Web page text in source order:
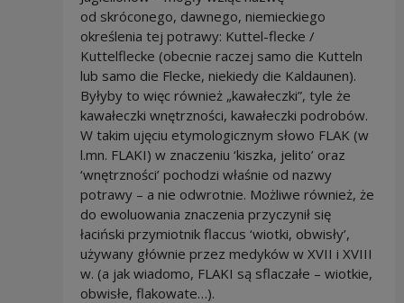
od skróconego, dawnego, niemieckiego
określenia tej potrawy: Kuttel-flecke /
Kuttelflecke (obecnie raczej samo die Kutteln
lub samo die Flecke, niekiedy die Kaldaunen).
Byłyby to więc również „kawałeczki”, tyle że
kawałeczki wnętrzności, kawałeczki podrobów.
W takim ujęciu etymologicznym słowo FLAK (w
l.mn. FLAKI) w znaczeniu ‘kiszka, jelito’ oraz
‘wnętrzności’ pochodzi właśnie od nazwy
potrawy – a nie odwrotnie. Możliwe również, że
do ewoluowania znaczenia przyczynił się
łaciński przymiotnik flaccus ‘wiotki, obwisły’,
używany głównie przez medyków w XVII i XVIII
w. (a jak wiadomo, FLAKI są sflaczałe – wiotkie,
obwisłe, flakowate…).